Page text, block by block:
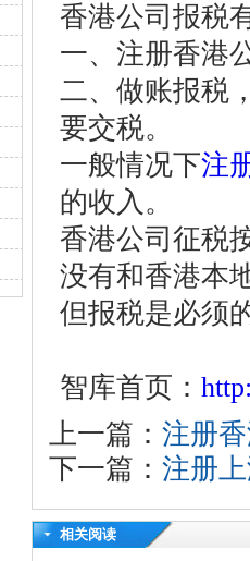
香港公司报税
一、注册香港
二、做账报税
要交税。
一般情况下注
的收入。
香港公司征税
没有和香港本
但报税是必须
智库首页：
上一篇： 注册
下一篇： 注册
相关阅读